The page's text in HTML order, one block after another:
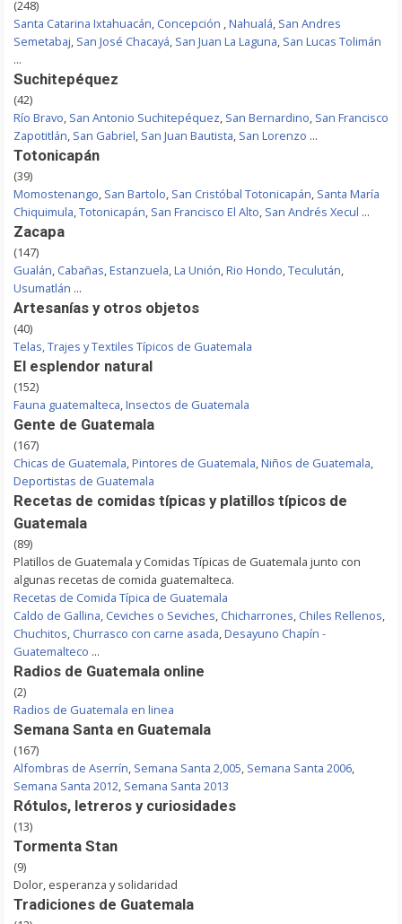
(248)
Santa Catarina Ixtahuacán, Concepción ,Nahualá, San Andres
Semetabaj, San José Chacayá, San Juan La Laguna, San Lucas Tolimán
...
Suchitepéquez
(42)
Río Bravo, San Antonio Suchitepéquez, San Bernardino, San Francisco
Zapotitlán, San Gabriel, San Juan Bautista, San Lorenzo ...
Totonicapán
(39)
Momostenango, San Bartolo, San Cristóbal Totonicapán, Santa María
Chiquimula,Totonicapán, San Francisco El Alto, San Andrés Xecul ...
Zacapa
(147)
Gualán, Cabañas,Estanzuela,La Unión,Rio Hondo,Teculután,
Usumatlán ...
Artesanías y otros objetos
(40)
Telas, Trajes y Textiles Típicos de Guatemala
El esplendor natural
(152)
Fauna guatemalteca,Insectos de Guatemala
Gente de Guatemala
(167)
Chicas de Guatemala,Pintores de Guatemala,Niños de Guatemala,
Deportistas de Guatemala
Recetas de comidas típicas y platillos típicos de
Guatemala
(89)
Platillos de Guatemala y Comidas Típicas de Guatemala junto con
algunas recetas de comida guatemalteca.
Recetas de Comida Típica de Guatemala
Caldo de Gallina, Ceviches o Seviches, Chicharrones, Chiles Rellenos,
Chuchitos, Churrasco con carne asada,Desayuno Chapín -
Guatemalteco ...
Radios de Guatemala online
(2)
Radios de Guatemala en linea
Semana Santa en Guatemala
(167)
Alfombras de Aserrín, Semana Santa 2,005, Semana Santa 2006,
Semana Santa 2012, Semana Santa 2013
Rótulos, letreros y curiosidades
(13)
Tormenta Stan
(9)
Dolor, esperanza y solidaridad
Tradiciones de Guatemala